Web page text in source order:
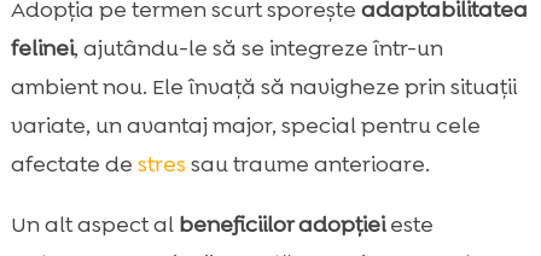
Adopția pe termen scurt sporește adaptabilitatea
felinei, ajutându-le să se integreze într-un
ambient nou. Ele învață să navigheze prin situații
variate, un avantaj major, special pentru cele
afectate de stres sau traume anterioare.
Un alt aspect al beneficiilor adopțieieste